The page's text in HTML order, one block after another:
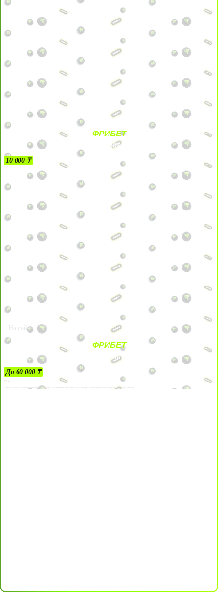
ФРИБЕТ
БЕЗ УСЛОВИЙ
10 000 ₸
На сайт
ФРИБЕТ
ЗА ДЕПОЗИТЫ
До 60 000 ₸
21+
Лицензии №24514359, выданной комитетом индустрии туризма Министерства культуры и спорта Республики Казахстан срок до 27 сентября 2034 года.